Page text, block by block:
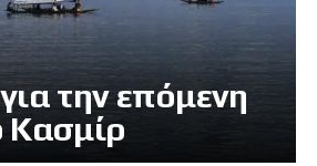
την επόμενη
Κασμίρ